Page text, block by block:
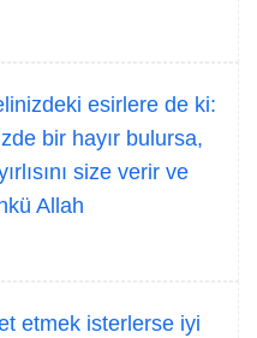
esirlere de ki:
bir hayır bulursa,
size verir ve
Allah
etmek isterlerse iyi